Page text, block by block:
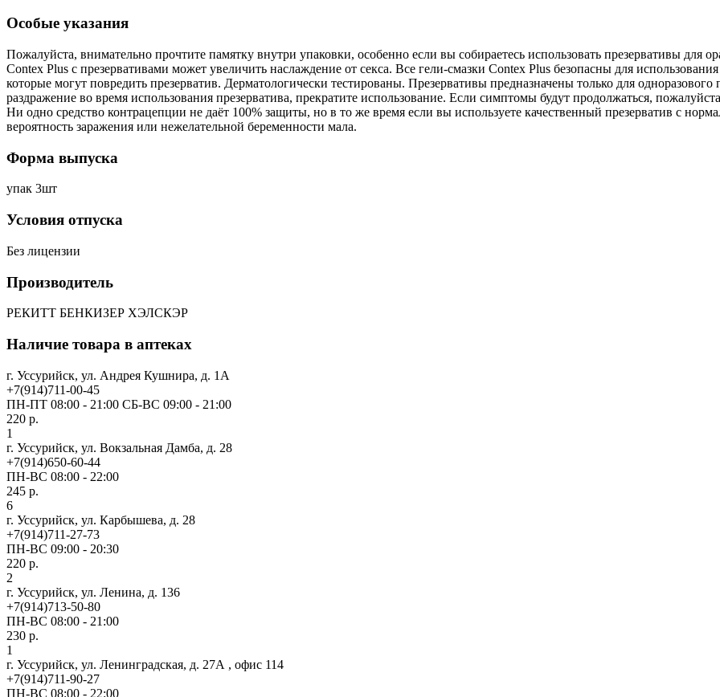
Особые указания
Пожалуйста, внимательно прочтите памятку внутри упаковки, особенно если вы собираетесь использовать презервативы для
Contex Plus с презервативами может увеличить наслаждение от секса. Все гели-смазки Contex Plus безопасны для
которые могут повредить презерватив. Дерматологически тестированы. Презервативы предназначены только для
раздражение во время использования презерватива, прекратите использование. Если симптомы будут продолжаться,
Ни одно средство контрацепции не даёт 100% защиты, но в то же время если вы используете качественный презерватив с
вероятность заражения или нежелательной беременности мала.
Форма выпуска
упак 3шт
Условия отпуска
Без лицензии
Производитель
РЕКИТТ БЕНКИЗЕР ХЭЛСКЭР
Наличие товара в аптеках
г. Уссурийск, ул. Андрея Кушнира, д. 1А
+7(914)711-00-45
ПН-ПТ 08:00 - 21:00 СБ-ВС 09:00 - 21:00
220 р.
1
г. Уссурийск, ул. Вокзальная Дамба, д. 28
+7(914)650-60-44
ПН-ВС 08:00 - 22:00
245 р.
6
г. Уссурийск, ул. Карбышева, д. 28
+7(914)711-27-73
ПН-ВС 09:00 - 20:30
220 р.
2
г. Уссурийск, ул. Ленина, д. 136
+7(914)713-50-80
ПН-ВС 08:00 - 21:00
230 р.
1
г. Уссурийск, ул. Ленинградская, д. 27А , офис 114
+7(914)711-90-27
ПН-ВС 08:00 - 22:00